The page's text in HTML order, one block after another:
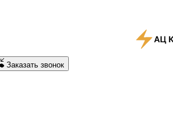
Заказать звонок